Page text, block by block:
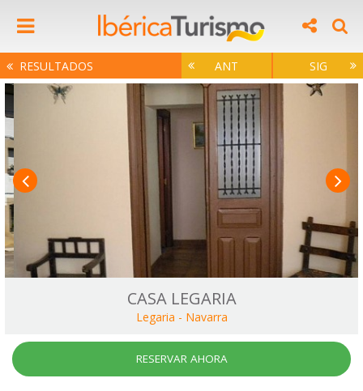
RESULTADOS ANT SIG
CASA LEGARIA
Legaria - Navarra
RESERVAR AHORA